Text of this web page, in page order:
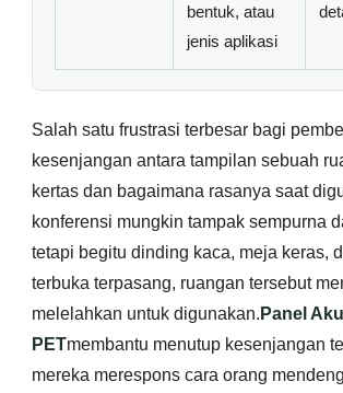
bentuk, atau
jenis aplikasi
Salah satu frustrasi terbesar bagi
kesenjangan antara tampilan sebuah
kertas dan bagaimana rasanya saat
konferensi mungkin tampak sempurna
tetapi begitu dinding kaca, meja keras,
terbuka terpasang, ruangan tersebut
melelahkan untuk digunakan. Panel
PETmembantu menutup kesenjangan
mereka merespons cara orang